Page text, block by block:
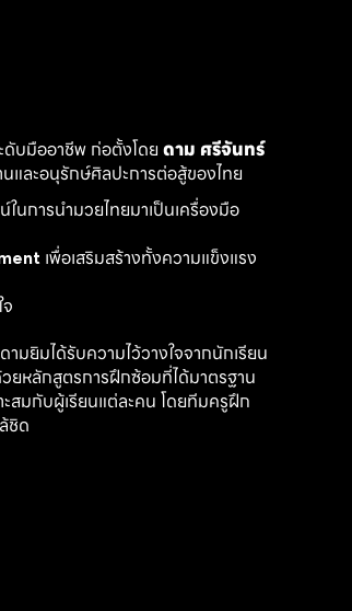
ดับมืออาชีพ ก่อตั้งโดย ดาม ศรีจันทร์
ละอนุรักษ์ศิลปะการต่อสู้ของไทย
นการนำมวยไทยมาเป็นเครื่องมือ
เพื่อเสริมสร้างทั้งความแข็งแรง
ามยิมได้รับความไว้วางใจจากนักเรียน
วยหลักสูตรการฝึกซ้อมที่ได้มาตรฐาน
สมกับผู้เรียนแต่ละคน โดยทีมครูฝึก
ชิด